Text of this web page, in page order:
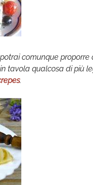
comunque
tavola qualcosa di più
.